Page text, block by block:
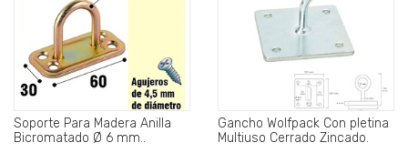
Soporte Para Madera Anilla
Bicromatado Ø 6 mm..
Gancho Wolfpack Con pletina
Multiuso Cerrado Zincado.